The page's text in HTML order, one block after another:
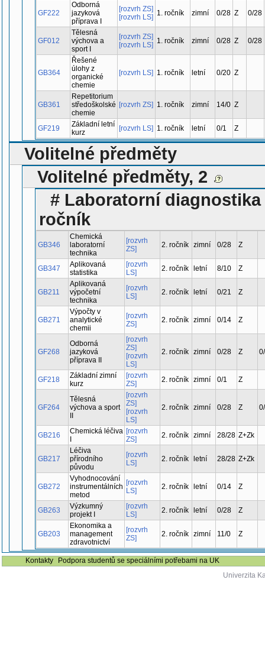
GF222
Odborná
jazyková
příprava I
[rozvrh ZS]
[rozvrh LS] 1. ročník zimní 0/28 Z 0/28
GF012
Tělesná
výchova a
sport I
[rozvrh ZS]
[rozvrh LS] 1. ročník zimní 0/28 Z 0/28
GB364
Řešené
úlohy z
organické
chemie
[rozvrh LS] 1. ročník letní 0/20 Z
GB361
Repetitorium
středoškolské
chemie
[rozvrh ZS] 1. ročník zimní 14/0 Z
GF219
Základní letní
kurz
[rozvrh LS] 1. ročník letní 0/1 Z
Volitelné předměty
Volitelné předměty, 2
# Laboratorní
ročník
GB346
Chemická
laboratorní
technika
[rozvrh
ZS]
2. ročník zimní 0/28 Z
GB347
Aplikovaná
statistika
[rozvrh
LS]
2. ročník letní 8/10 Z
GB211
Aplikovaná
výpočetní
technika
[rozvrh
LS]
2. ročník letní 0/21 Z
GB271
Výpočty v
analytické
chemii
[rozvrh
ZS]
2. ročník zimní 0/14 Z
GF268
Odborná
jazyková
příprava II
[rozvrh
ZS]
[rozvrh
LS]
2. ročník zimní 0/28 Z
GF218
Základní zimní
kurz
[rozvrh
ZS]
2. ročník zimní 0/1 Z
GF264
Tělesná
výchova a sport
[rozvrh
ZS]
[rozvrh
LS]
2. ročník zimní 0/28 Z
GB216
Chemická léčiva [rozvrh
ZS]
2. ročník zimní 28/28 Z+Zk
GB217
Léčiva
přírodního
původu
[rozvrh
LS]
2. ročník letní 28/28 Z+Zk
GB272
Vyhodnocování
instrumentálních
metod
[rozvrh
LS]
2. ročník letní 0/14 Z
GB263
Výzkumný
projekt I
[rozvrh
LS]
2. ročník letní 0/28 Z
GB203
Ekonomika a
management
zdravotnictví
[rozvrh
ZS]
2. ročník zimní 11/0 Z
Kontakty
Podpora studentů se speciálními potřebami na UK
Univerzita